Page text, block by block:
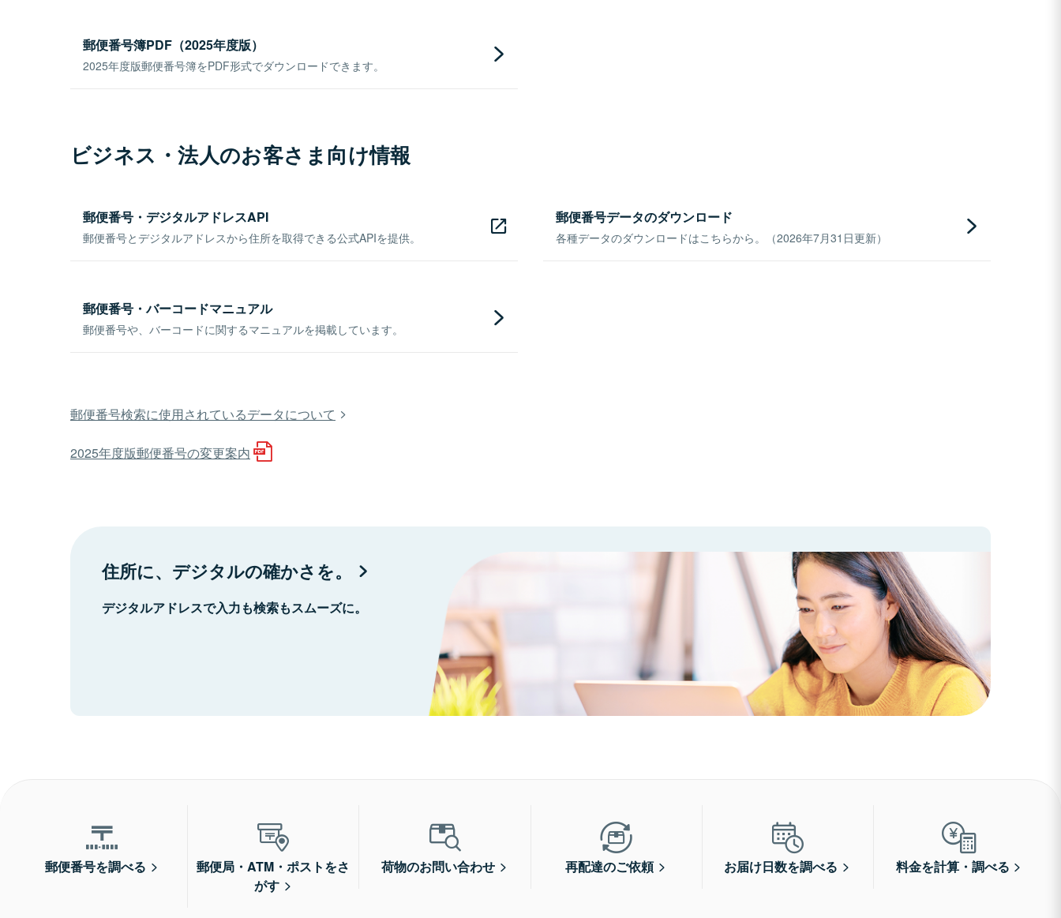
郵便番号簿PDF（2025年度版）
2025年度版郵便番号簿をPDF形式でダウンロードできます。
ビジネス・法人のお客さま向け情報
郵便番号・デジタルアドレスAPI
郵便番号とデジタルアドレスから住所を取得できる公式APIを提供。
郵便番号データのダウンロード
各種データのダウンロードはこちらから。（2026年7月31日更新）
郵便番号・バーコードマニュアル
郵便番号や、バーコードに関するマニュアルを掲載しています。
郵便番号検索に使用されているデータについて
2025年度版郵便番号の変更案内
住所に、デジタルの確かさを。
デジタルアドレスで入力も検索もスムーズに。
郵便番号を調べる
郵便局・ATM・ポストをさ
がす
荷物のお問い合わせ 再配達のご依頼 お届け日数を調べる 料金を計算・調べる